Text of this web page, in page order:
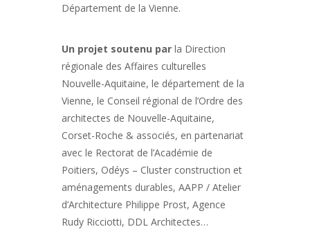
Département de la Vienne.
Un projet soutenu par la Direction
régionale des Affaires culturelles
Nouvelle-Aquitaine, le département de la
Vienne, le Conseil régional de l’Ordre des
architectes de Nouvelle-Aquitaine,
Corset-Roche & associés, en partenariat
avec le Rectorat de l’Académie de
Poitiers, Odéys – Cluster construction et
aménagements durables, AAPP / Atelier
d’Architecture Philippe Prost, Agence
Rudy Ricciotti, DDL Architectes…